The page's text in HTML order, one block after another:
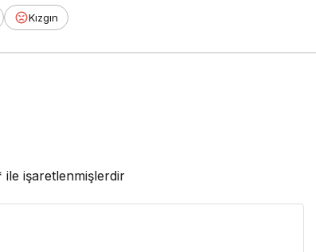
Kızgın
ile işaretlenmişlerdir